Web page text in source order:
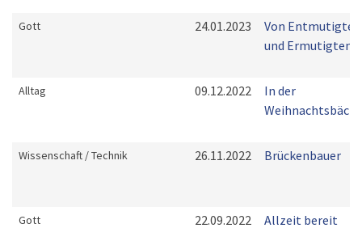
Gott 24.01.2023
Von Entmutigten
und Ermutigten
Alltag 09.12.2022
In der
Wissenschaft / Technik 26.11.2022 Brückenbauer
Gott 22.09.2022 Allzeit bereit